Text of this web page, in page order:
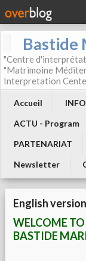
Bastide
"Centre
"Matrimoine
Interpretation
Accueil
ACTU - Program
PARTENARIAT
Newsletter
English
WELCOME
BASTIDE